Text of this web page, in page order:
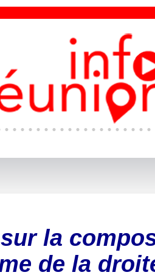
la
de la